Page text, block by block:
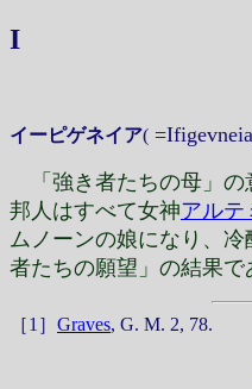
I
イーピゲネイア( =Ifigevneia
「強き者たちの母」の
邦人はすべて女神アルテ
ムノーンの娘になり、
者たちの願望」の結果
［1］ Graves, G. M. 2, 78.